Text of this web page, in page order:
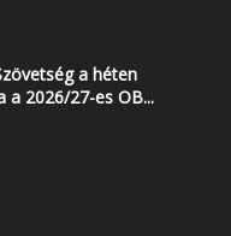
a héten
a 2026/27-es OB...